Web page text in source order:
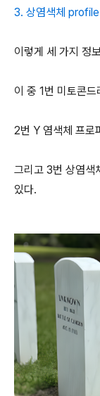
3. 상염색체 profile
이렇게 세 가지 정
이 중 1번 미토콘
2번 Y 염색체 프로
그리고 3번 상염색
있다.